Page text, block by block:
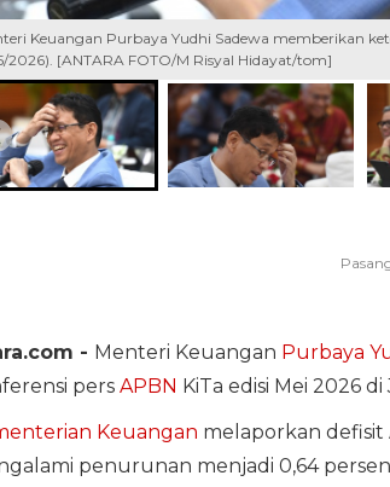
Keuangan Purbaya Yudhi Sadewa memberikan
2026). [ANTARA FOTO/M Risyal Hidayat/tom]
- Menteri Keuangan Purbaya
pers APBN KiTa edisi Mei 2026
Keuangan melaporkan
penurunan menjadi 0,64